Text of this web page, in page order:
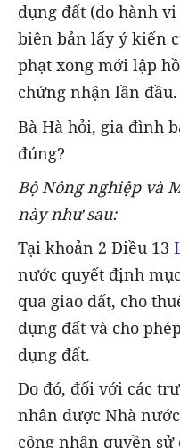
dụng đất (do hành
biên bản lấy ý kiến
phạt xong mới lập
chứng nhận lần đầu.
Bà Hà hỏi, gia đình
đúng?
Bộ Nông nghiệp và
này như sau:
Tại khoản 2 Điều 13
nước quyết định
qua giao đất, cho
dụng đất và cho
dụng đất.
Do đó, đối với các
nhân được Nhà
công nhận quyền